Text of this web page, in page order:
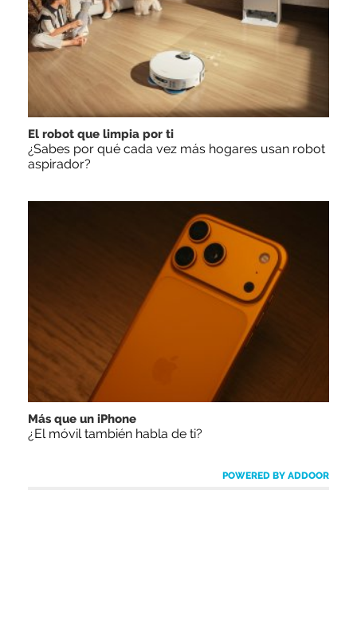
El robot que limpia por ti
¿Sabes por qué cada vez más hogares usan robot
aspirador?
Más que un iPhone
¿El móvil también habla de ti?
POWERED BY ADDOOR